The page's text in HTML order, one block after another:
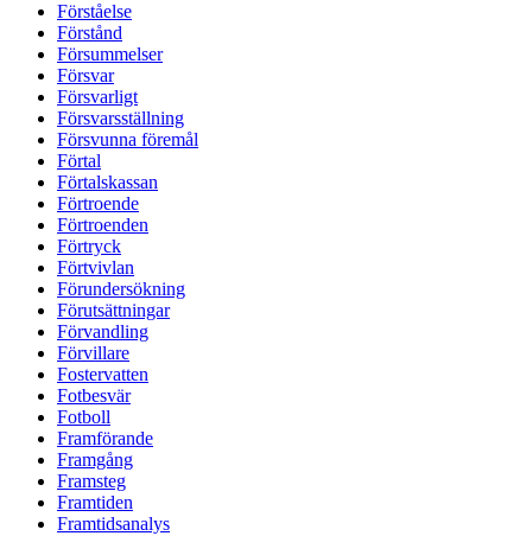
Förståelse
Förstånd
Försummelser
Försvar
Försvarligt
Försvarsställning
Försvunna föremål
Förtal
Förtalskassan
Förtroende
Förtroenden
Förtryck
Förtvivlan
Förundersökning
Förutsättningar
Förvandling
Förvillare
Fostervatten
Fotbesvär
Fotboll
Framförande
Framgång
Framsteg
Framtiden
Framtidsanalys